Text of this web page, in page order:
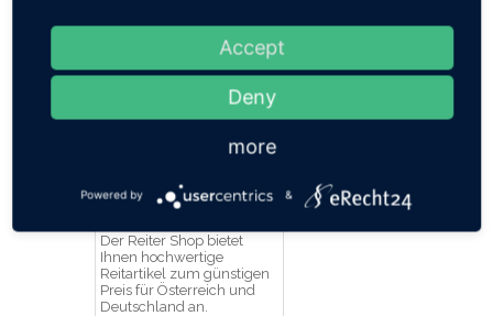
wirkungsvolle
mehr
Reitartikel und Reitsport
Der Reiter Shop bietet
Ihnen hochwertige
Reitartikel zum günstigen
Preis für Österreich und
Deutschland an.
Accept
Deny
more
Powered by &